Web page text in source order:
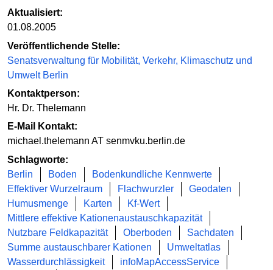
Aktualisiert:
01.08.2005
Veröffentlichende Stelle:
Senatsverwaltung für Mobilität, Verkehr, Klimaschutz und
Umwelt Berlin
Kontaktperson:
Hr. Dr. Thelemann
E-Mail Kontakt:
michael.thelemann AT senmvku.berlin.de
Schlagworte:
Berlin
Boden
Bodenkundliche Kennwerte
Effektiver Wurzelraum
Flachwurzler
Geodaten
Humusmenge
Karten
Kf-Wert
Mittlere effektive Kationenaustauschkapazität
Nutzbare Feldkapazität
Oberboden
Sachdaten
Summe austauschbarer Kationen
Umweltatlas
Wasserdurchlässigkeit
infoMapAccessService